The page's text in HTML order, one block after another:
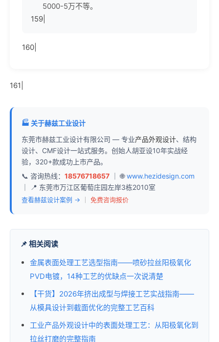
5000-5万不等。
159|
160|
161|
🏭 关于赫兹工业设计
东莞市赫兹工业设计有限公司 — 专业产品外观设计、结构
设计、CMF设计一站式服务。创始人胡亚设10年实战经
验，320+款成功上市产品。
📞 咨询热线： 18576718657 ｜ 🌐www.hezidesign.com
｜ 📍 东莞市万江区葡萄庄园左岸3栋2010室
查看赫兹设计案例 → 免费咨询报价
📌 相关阅读
金属表面处理工艺选型指南——喷砂拉丝阳极氧化
PVD电镀，14种工艺的优缺点一次说清楚
【干货】2026年挤出成型与焊接工艺实战指南——
从模具设计到截面优化的完整工艺百科
工业产品外观设计中的表面处理工艺：从阳极氧化到
拉丝打磨的完整指南